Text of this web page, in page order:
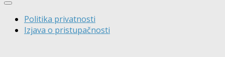
Politika privatnosti
Izjava o pristupačnosti